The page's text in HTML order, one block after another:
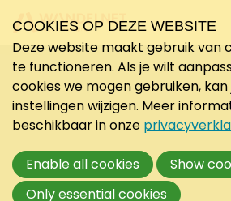
COOKIES OP DEZE WEBSITE
Deze website maakt gebruik van
te functioneren. Als je wilt
cookies we mogen gebruiken,
instellingen wijzigen. Meer
beschikbaar in onze
Enable all cookies
Show
Only essential cookies